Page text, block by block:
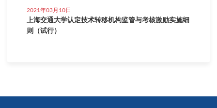
2021年03月10日
上海交通大学认定技术转移机构监管与考核激励实施细
则（试行）